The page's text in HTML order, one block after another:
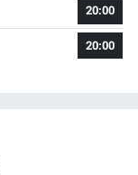
20:00
20:00